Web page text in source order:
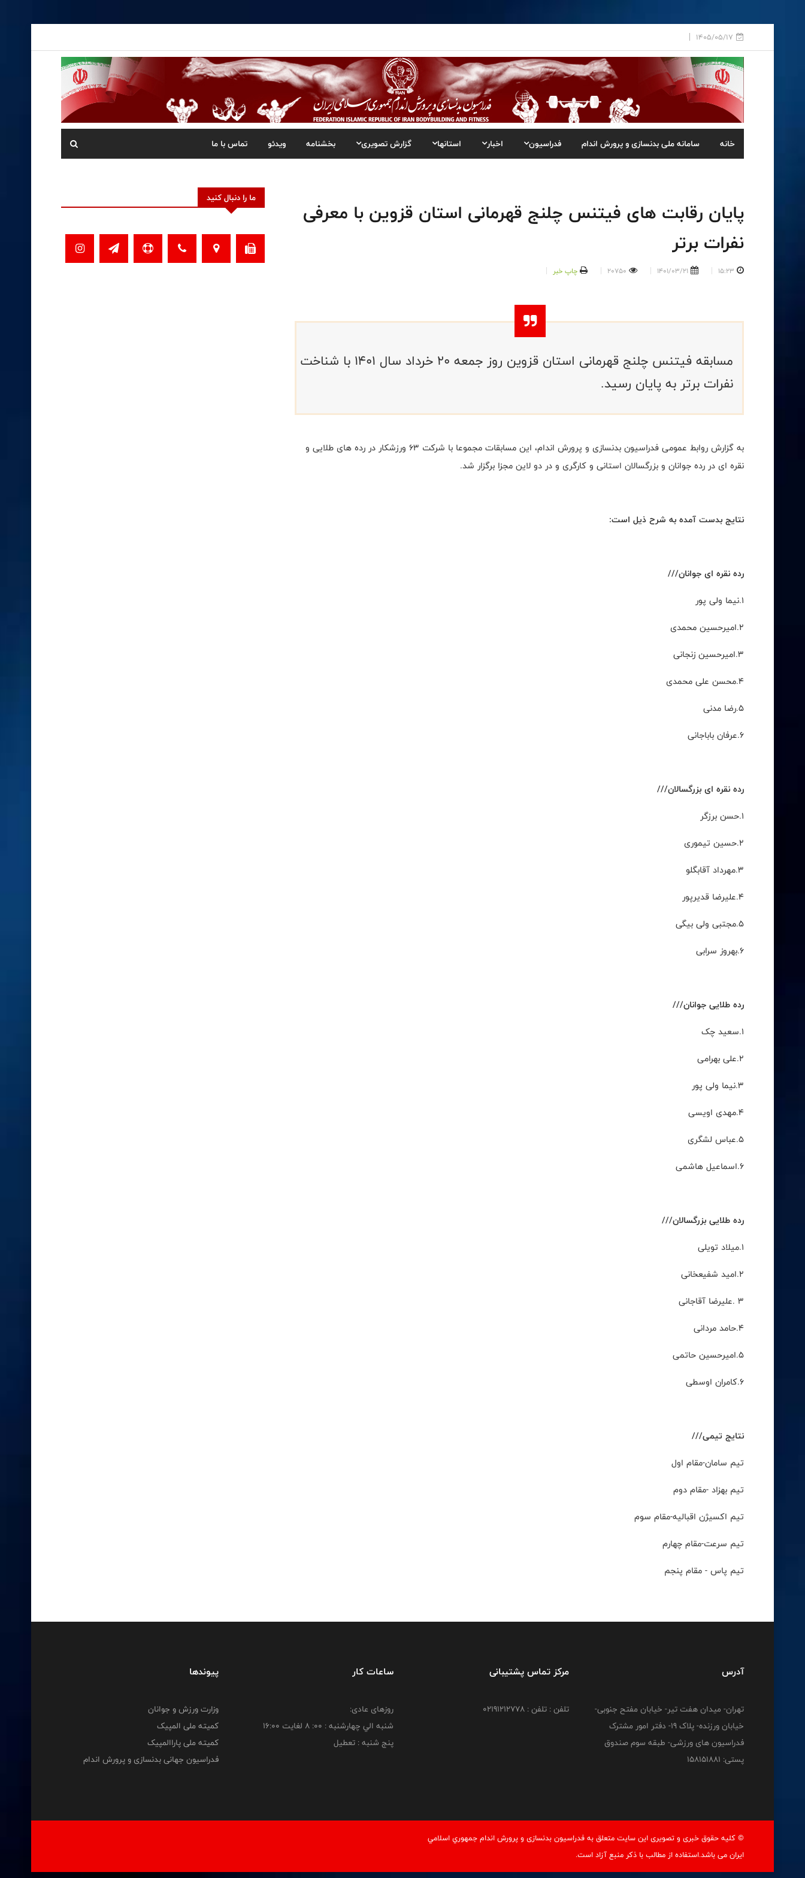
1405/05/17
خانه سامانه ملی بدنسازی و پرورش اندام فدراسیون اخبار استانها گزارش تصویری بخشنامه ویدئو تماس با ما
پایان رقابت های فیتنس چلنج قهرمانی استان قزوین با معرفی
نفرات برتر
15:23
1401/03/21
20750 چاپ خبر
مسابقه فیتنس چلنج قهرمانی استان قزوین روز جمعه ۲۰ خرداد سال ۱۴۰۱ با شناخت
نفرات برتر به پایان رسید.
به گزارش روابط عمومی فدراسیون بدنسازی و پرورش اندام، این مسابقات مجموعا با شرکت ۶۳ ورزشکار در رده های طلایی و
نقره ای در رده جوانان و بزرگسالان استانی و کارگری و در دو لاین مجزا برگزار شد.
نتایج بدست آمده به شرح ذیل است:
رده نقره ای جوانان///
۱.نیما ولی پور
۲.امیرحسین محمدی
۳.امیرحسین زنجانی
۴.محسن علی محمدی
۵.رضا مدنی
۶.عرفان باباجانی
رده نقره ای بزرگسالان///
۱.حسن برزگر
۲.حسین تیموری
۳.مهرداد آقابگلو
۴.علیرضا قدیرپور
۵.مجتبی ولی بیگی
۶.بهروز سرابی
رده طلایی جوانان///
۱.سعید چک
۲.علی بهرامی
۳.نیما ولی پور
۴.مهدی اویسی
۵.عباس لشگری
۶.اسماعیل هاشمی
رده طلایی بزرگسالان///
۱.میلاد تویلی
۲.امید شفیعخانی
۳ .علیرضا آقاجانی
۴.حامد مردانی
۵.امیرحسین حاتمی
۶.کامران اوسطی
نتایج تیمی///
تیم سامان-مقام اول
تیم بهزاد -مقام دوم
تیم اکسیژن اقبالیه-مقام سوم
تیم سرعت-مقام چهارم
تیم پاس - مقام پنجم
ما را دنبال کنید
آدرس
تهران- میدان هفت تیر- خیابان مفتح جنوبی-
خیابان ورزنده- پلاک 19- دفتر امور مشترک
فدراسیون های ورزشی- طبقه سوم صندوق
پستی: 158151881
مرکز تماس پشتیبانی
تلفن : تلفن : 02191212778
ساعات کار
روزهای عادی:
شنبه الي چهارشنبه : 00: 8 لغايت 16:00
پنج شنبه : تعطیل
پیوندها
وزارت ورزش و جوانان
کمیته ملی المپیک
کمیته ملی پاراالمپیک
فدراسیون جهانی بدنسازی و پرورش اندام
© کليه حقوق خبری و تصويری اين سايت متعلق به فدراسيون بدنسازی و پرورش اندام جمهوري اسلامي
ايران می باشد.استفاده از مطالب با ذكر منبع آزاد است.